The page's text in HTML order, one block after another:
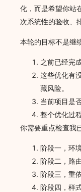
化，而是希望你站
次系统性的验收、
本轮的目标不是继
之前已经完
这些优化有
藏风险。
当前项目是
整个优化过
你需要重点检查我
阶段一，环
阶段二，路
阶段三，重
阶段四，样